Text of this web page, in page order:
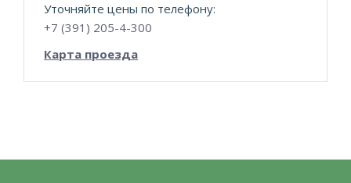
Уточняйте цены по телефону:
+7 (391) 205-4-300
Карта проезда